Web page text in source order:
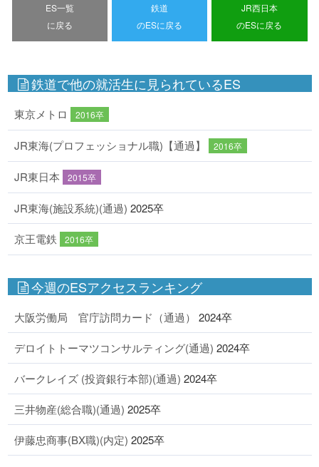
ES一覧
に戻る
鉄道
のESに戻る
JR西日本
のESに戻る
鉄道で他の就活生に見られているES
東京メトロ 2016卒
JR東海(プロフェッショナル職)【通過】 2016卒
JR東日本 2015卒
JR東海(施設系統)(通過) 2025卒
京王電鉄 2016卒
今週のESアクセスランキング
大阪労働局 官庁訪問カード（通過） 2024卒
デロイトトーマツコンサルティング(通過) 2024卒
バークレイズ (投資銀行本部)(通過) 2024卒
三井物産(総合職)(通過) 2025卒
伊藤忠商事(BX職)(内定) 2025卒